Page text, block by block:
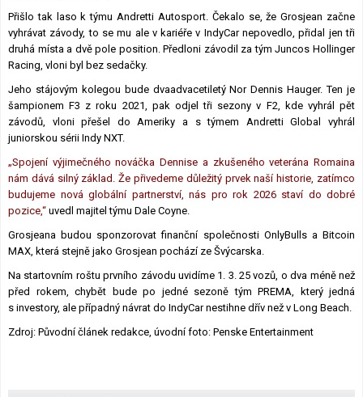
Přišlo tak laso k týmu Andretti Autosport. Čekalo se, že Grosjean začne
vyhrávat závody, to se mu ale v kariéře v IndyCar nepovedlo, přidal jen tři
druhá místa a dvě pole position. Předloni závodil za tým Juncos Hollinger
Racing, vloni byl bez sedačky.
Jeho stájovým kolegou bude dvaadvacetiletý Nor Dennis Hauger. Ten je
šampionem F3 z roku 2021, pak odjel tři sezony v F2, kde vyhrál pět
závodů, vloni přešel do Ameriky a s týmem Andretti Global vyhrál
juniorskou sérii Indy NXT.
„Spojení výjimečného nováčka Dennise a zkušeného veterána Romaina
nám dává silný základ. Že přivedeme důležitý prvek naší historie, zatímco
budujeme nová globální partnerství, nás pro rok 2026 staví do dobré
pozice,“ uvedl majitel týmu Dale Coyne.
Grosjeana budou sponzorovat finanční společnosti OnlyBulls a Bitcoin
MAX, která stejně jako Grosjean pochází ze Švýcarska.
Na startovním roštu prvního závodu uvidíme 1. 3. 25 vozů, o dva méně než
před rokem, chybět bude po jedné sezoně tým PREMA, který jedná
s investory, ale případný návrat do IndyCar nestihne dřív než v Long Beach.
Zdroj: Původní článek redakce, úvodní foto: Penske Entertainment